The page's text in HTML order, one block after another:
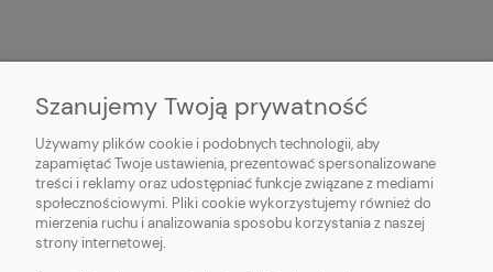
O NAS
OBSŁUGA KLIENTA
POMOC
Szanujemy Twoją prywatność
Używamy plików cookie i podobnych technologii, aby
zapamiętać Twoje ustawienia, prezentować spersonalizowane
treści i reklamy oraz udostępniać funkcje związane z mediami
społecznościowymi. Pliki cookie wykorzystujemy również do
mierzenia ruchu i analizowania sposobu korzystania z naszej
strony internetowej.